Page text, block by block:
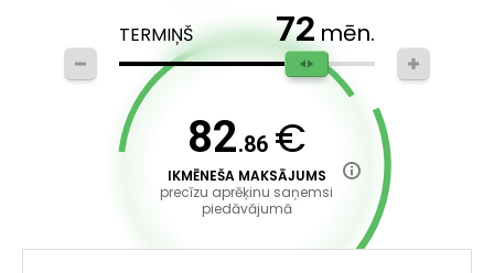
TERMIŅŠ 72 mēn.
82.86 €
IKMĒNEŠA MAKSĀJUMS
precīzu aprēķinu saņemsi
piedāvājumā